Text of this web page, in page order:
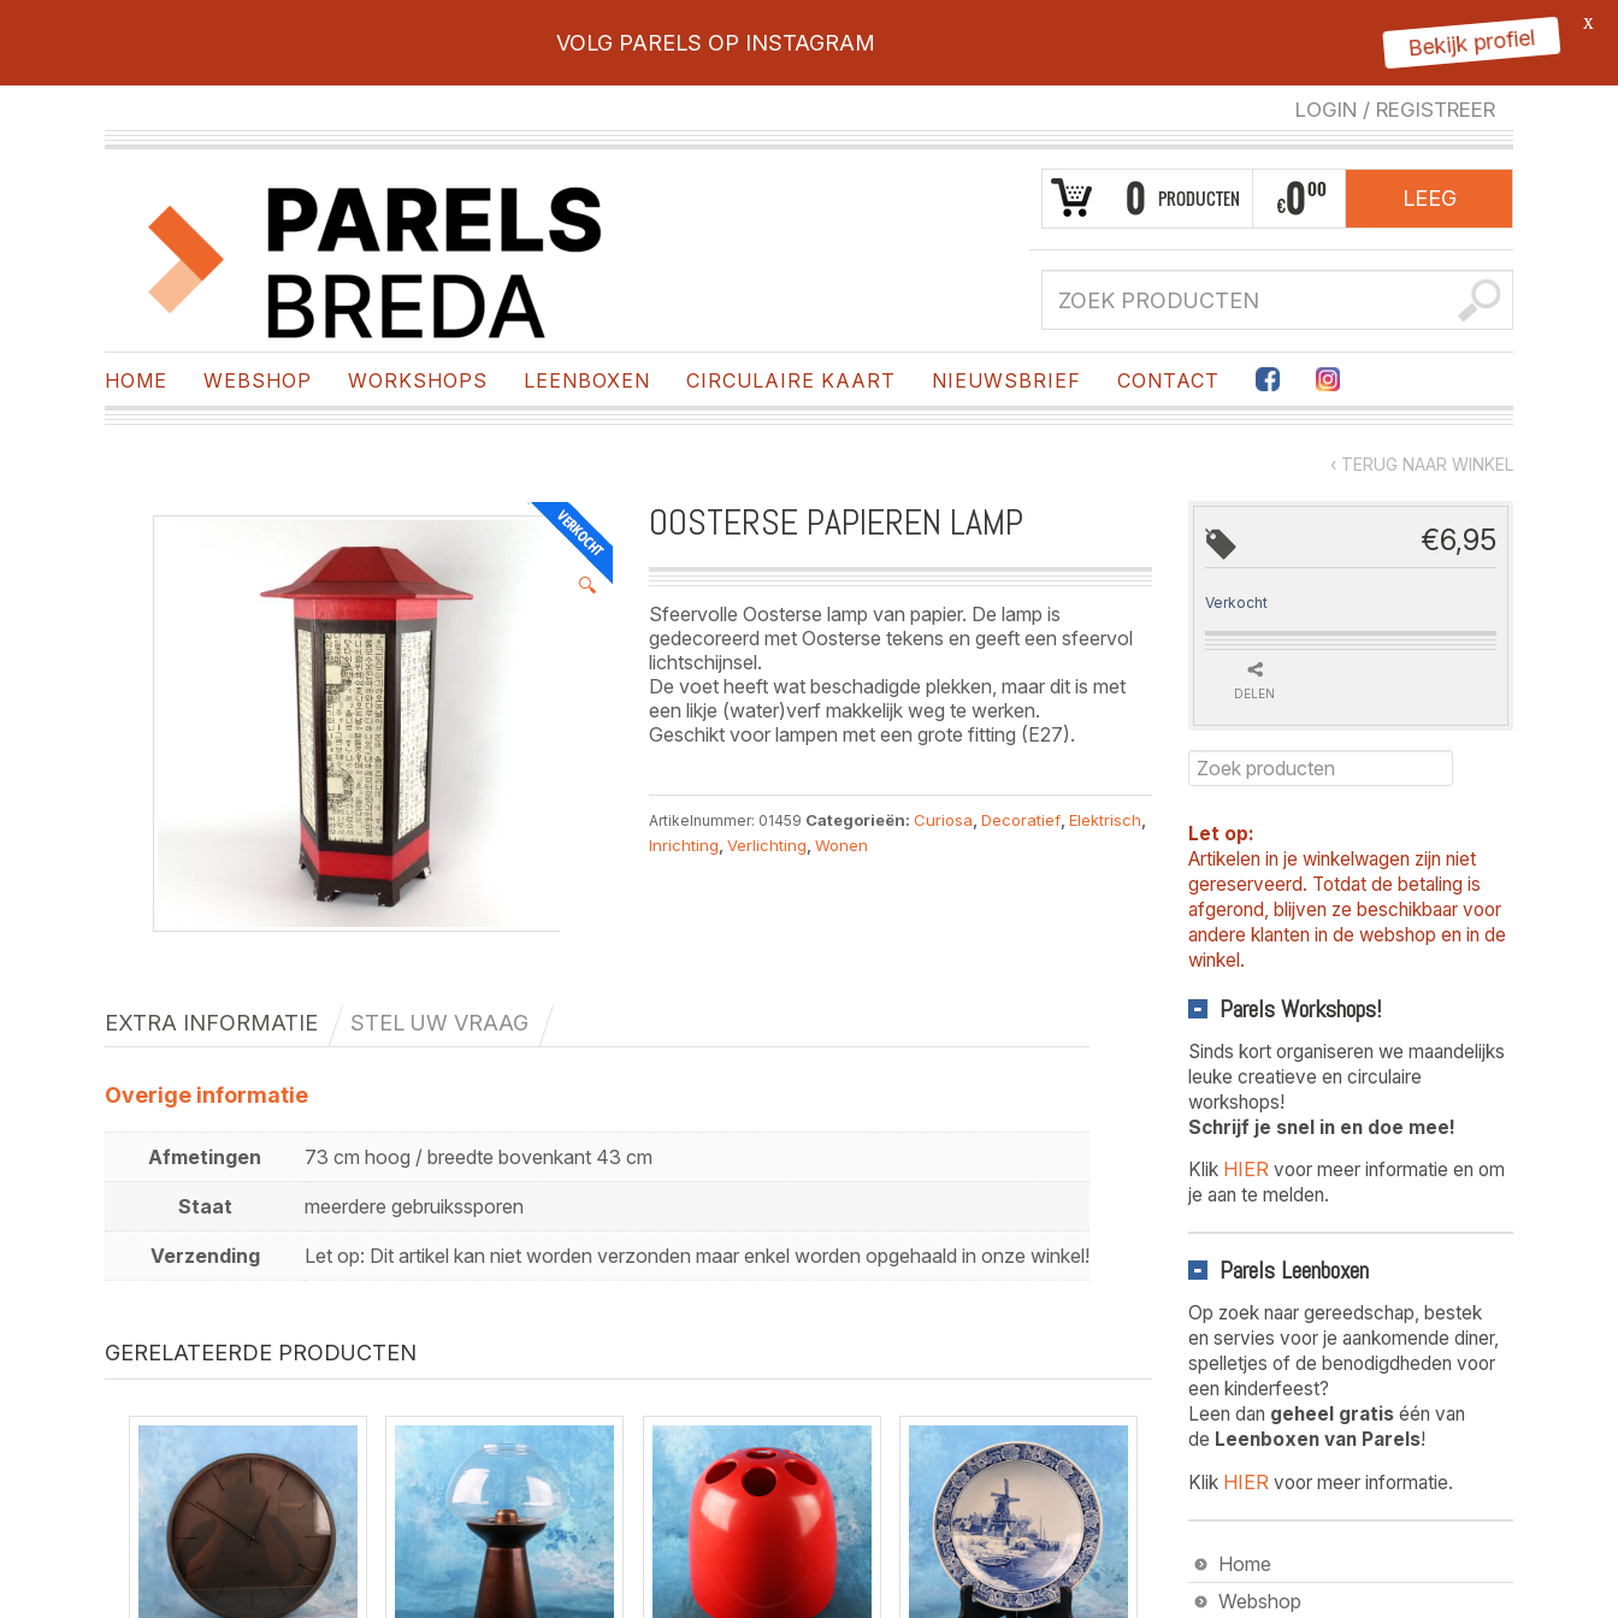
LOGIN / REGISTREER
0 PRODUCTEN €000 LEEG
HOME WEBSHOP WORKSHOPS LEENBOXEN CIRCULAIRE KAART NIEUWSBRIEF CONTACT
‹ TERUG NAAR WINKEL
🔍
OOSTERSE PAPIEREN LAMP
Sfeervolle Oosterse lamp van papier. De lamp is
gedecoreerd met Oosterse tekens en geeft een sfeervol
lichtschijnsel.
De voet heeft wat beschadigde plekken, maar dit is met
een likje (water)verf makkelijk weg te werken.
Geschikt voor lampen met een grote fitting (E27).
Artikelnummer: 01459 Categorieën:Curiosa ,Decoratief ,Elektrisch
Inrichting ,Verlichting ,Wonen
EXTRA INFORMATIE STEL UW VRAAG
Overige informatie
Afmetingen 73 cm hoog / breedte bovenkant 43 cm
Staat meerdere gebruikssporen
Verzending Let op: Dit artikel kan niet worden verzonden maar enkel worden opgehaald in onze winkel!
GERELATEERDE PRODUCTEN
€6,95
Verkocht
DELEN
Let op:
Artikelen in je winkelwagen zijn niet
gereserveerd. Totdat de betaling is
afgerond, blijven ze beschikbaar voor
andere klanten in de webshop en in de
winkel.
Parels Workshops!
Sinds kort organiseren we maandelijks
leuke creatieve en circulaire
workshops!
Schrijf je snel in en doe mee!
Klik HIER voor meer informatie en om
je aan te melden.
Parels Leenboxen
Op zoek naar gereedschap, bestek
en servies voor je aankomende diner,
spelletjes of de benodigdheden voor
een kinderfeest?
Leen dan geheel gratis één van
de Leenboxen van Parels!
Klik HIER voor meer informatie.
Home
Webshop
VOLG PARELS OP INSTAGRAM Bekijk profiel
X